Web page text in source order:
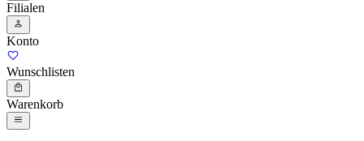
Filialen
Konto
Wunschlisten
Warenkorb